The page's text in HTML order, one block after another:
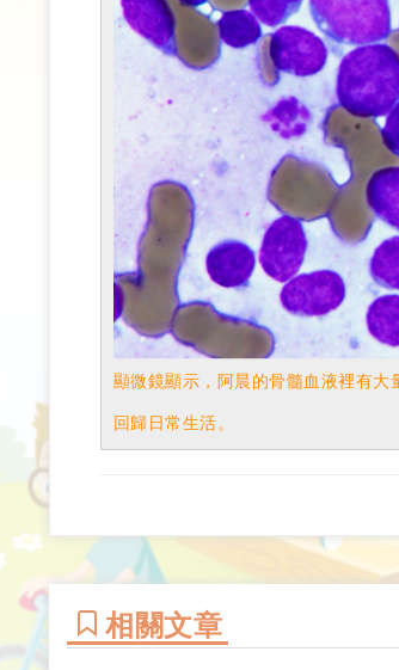
顯微鏡顯示，阿晨的骨髓血液裡有
回歸日常生活。
相關文章